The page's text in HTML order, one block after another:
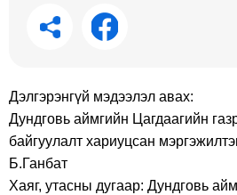
Дэлгэрэнгүй мэдээлэл авах:
Дундговь аймгийн Цагдаагийн
байгуулалт хариуцсан
Б.Ганбат
Хаяг, утасны дугаар: Дундговь